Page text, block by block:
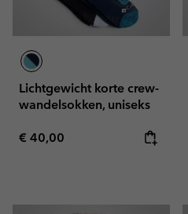
Lichtgewicht korte crew-
wandelsokken, uniseks
Regular price:
€ 40,00